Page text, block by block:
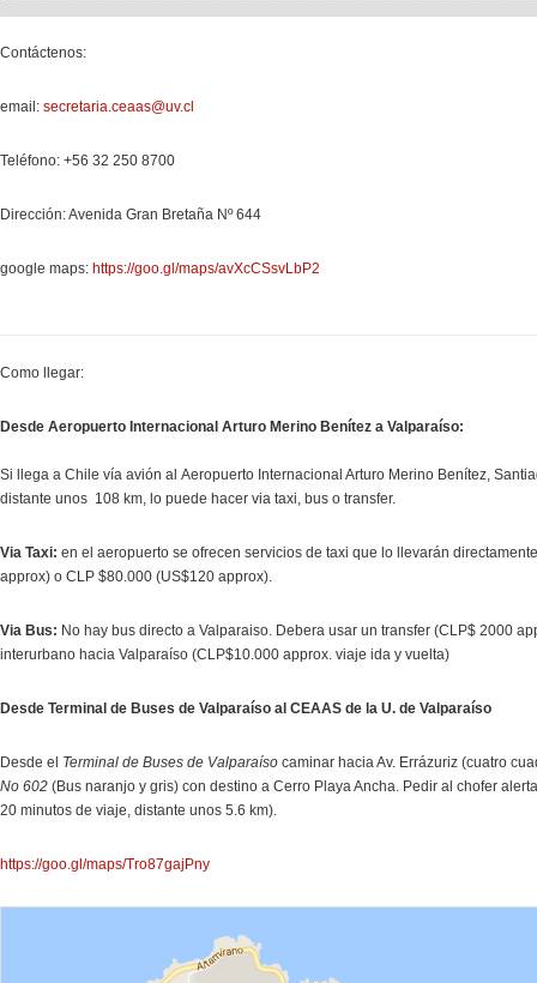
Contáctenos:
email: secretaria.ceaas@uv.cl
Teléfono: +56 32 250 8700
Dirección: Avenida Gran Bretaña Nº 644
google maps: https://goo.gl/maps/avXcCSsvLbP2
Como llegar:
Desde Aeropuerto Internacional Arturo Merino Benítez a Valparaíso:
Si llega a Chile vía avión al Aeropuerto Internacional Arturo Merino Benítez,
distante unos 108 km, lo puede hacer via taxi, bus o transfer.
Via Taxi: en el aeropuerto se ofrecen servicios de taxi que lo llevarán
approx) o CLP $80.000 (US$120 approx).
Via Bus: No hay bus directo a Valparaiso. Debera usar un transfer (CLP$ 2000
interurbano hacia Valparaíso (CLP$10.000 approx. viaje ida y vuelta)
Desde Terminal de Buses de Valparaíso al CEAAS de la U. de Valparaíso
Desde el Terminal de Buses de Valparaíso caminar hacia Av. Errázuriz (cuatro
No 602 (Bus naranjo y gris) con destino a Cerro Playa Ancha. Pedir al chofer
20 minutos de viaje, distante unos 5.6 km).
https://goo.gl/maps/Tro87gajPny